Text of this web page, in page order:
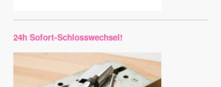
24h Sofort-Schlosswechsel!